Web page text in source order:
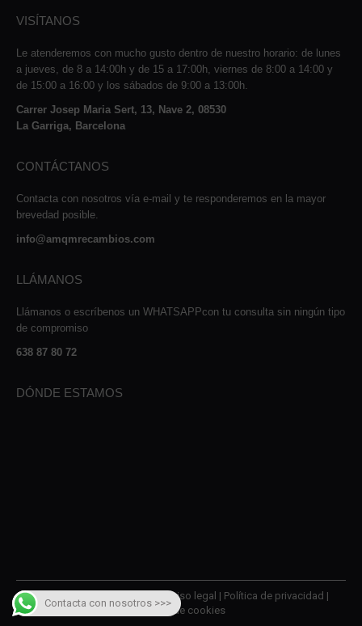
VISÍTANOS
Le atenderemos con mucho gusto dentro de nuestro horario: de lunes
a jueves, de 8 a 14:00h y de 15 a 17:00h, viernes de 8:00 a 14:00 y
de 15:00 a 16:00 y los sábados de 9:00 a 13:00h.
Carrer Josep Maria Sert, 13, Nave 2, 08530
La Garriga, Barcelona
CONTÁCTANOS
Contacta con nosotros vía e-mail y te responderemos en la mayor
brevedad posible.
info@amqmrecambios.com
LLÁMANOS
Llámanos o escríbenos un WHATSAPPcon tu consulta sin ningún tipo
de compromiso
638 87 80 72
DÓNDE ESTAMOS
© 2026 AMQM Recambios | Aviso legal | Política de privacidad |
Política de cookies
Contacta con nosotros >>>